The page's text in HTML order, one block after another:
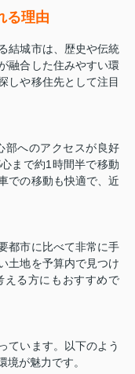
る理由
結城市は、歴史や伝統
融合した住みやすい環
しや移住先として注目
部へのアクセスが良好
まで約1時間半で移動
での移動も快適で、近
都市に比べて非常に手
土地を予算内で見つけ
える方にもおすすめで
ています。以下のよう
が魅力です。